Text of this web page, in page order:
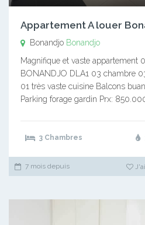
Appartement A louer
Bonandjo Bonandjo
Magnifique et vaste appartement
BONANDJO DLA1 03 chambre
01 très vaste cuisine Balcons
Parking forage gardin Prx:
3 Chambres
7 mois depuis